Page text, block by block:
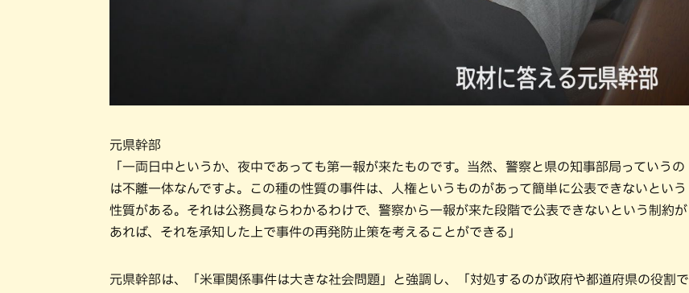
元県幹部
「一両日中というか、夜中であっても第一報が来たものです。当然、警察と県の知事部局っていうの
は不離一体なんですよ。この種の性質の事件は、人権というものがあって簡単に公表できないという
性質がある。それは公務員ならわかるわけで、警察から一報が来た段階で公表できないという制約が
あれば、それを承知した上で事件の再発防止策を考えることができる」
元県幹部は、「米軍関係事件は大きな社会問題」と強調し、「対処するのが政府や都道府県の役割で